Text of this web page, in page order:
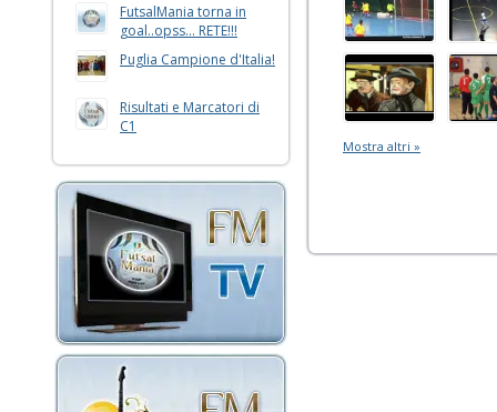
FutsalMania torna in
goal..opss... RETE!!!
Puglia Campione d'Italia!
Risultati e Marcatori di
C1
Mostra altri »